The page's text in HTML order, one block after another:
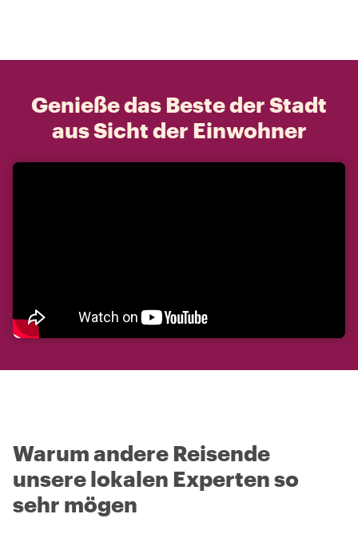
Genieße das Beste der Stadt
aus Sicht der Einwohner
Warum andere Reisende
unsere lokalen Experten so
sehr mögen